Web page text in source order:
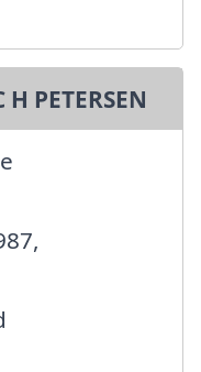
PETERSEN